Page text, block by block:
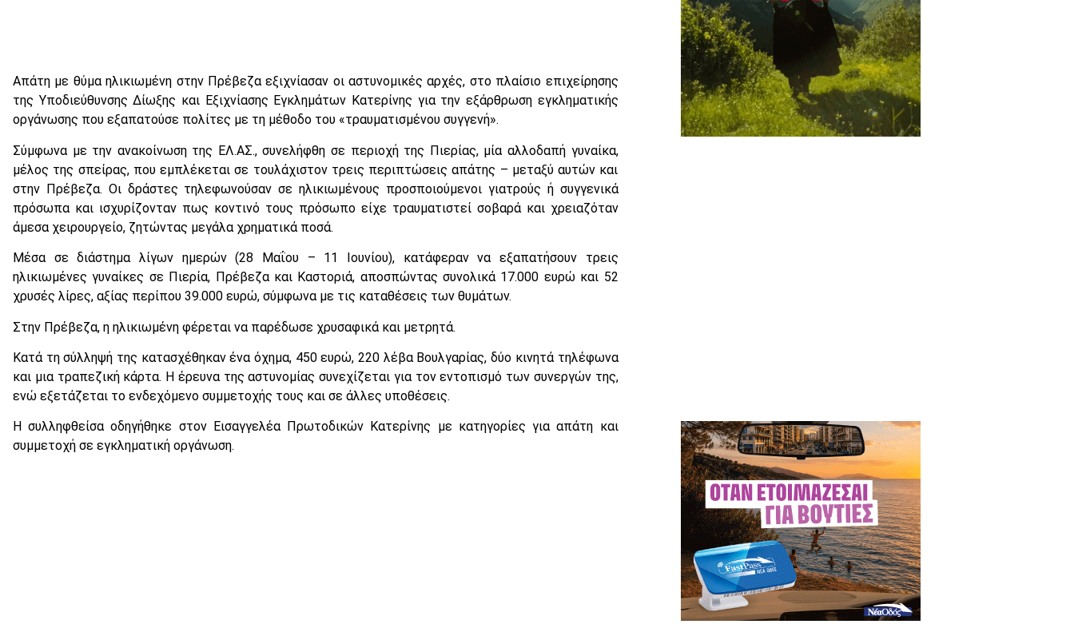
Απάτη με θύμα ηλικιωμένη στην Πρέβεζα εξιχνίασαν οι αστυνομικές αρχές, στο πλαίσιο επιχείρησης
της Υποδιεύθυνσης Δίωξης και Εξιχνίασης Εγκλημάτων Κατερίνης για την εξάρθρωση εγκληματικής
οργάνωσης που εξαπατούσε πολίτες με τη μέθοδο του «τραυματισμένου συγγενή».
Σύμφωνα με την ανακοίνωση της ΕΛ.ΑΣ., συνελήφθη σε περιοχή της Πιερίας, μία αλλοδαπή γυναίκα,
μέλος της σπείρας, που εμπλέκεται σε τουλάχιστον τρεις περιπτώσεις απάτης – μεταξύ αυτών και
στην Πρέβεζα. Οι δράστες τηλεφωνούσαν σε ηλικιωμένους προσποιούμενοι γιατρούς ή συγγενικά
πρόσωπα και ισχυρίζονταν πως κοντινό τους πρόσωπο είχε τραυματιστεί σοβαρά και χρειαζόταν
άμεσα χειρουργείο, ζητώντας μεγάλα χρηματικά ποσά.
Μέσα σε διάστημα λίγων ημερών (28 Μαΐου – 11 Ιουνίου), κατάφεραν να εξαπατήσουν τρεις
ηλικιωμένες γυναίκες σε Πιερία, Πρέβεζα και Καστοριά, αποσπώντας συνολικά 17.000 ευρώ και 52
χρυσές λίρες, αξίας περίπου 39.000 ευρώ, σύμφωνα με τις καταθέσεις των θυμάτων.
Στην Πρέβεζα, η ηλικιωμένη φέρεται να παρέδωσε χρυσαφικά και μετρητά.
Κατά τη σύλληψή της κατασχέθηκαν ένα όχημα, 450 ευρώ, 220 λέβα Βουλγαρίας, δύο κινητά τηλέφωνα
και μια τραπεζική κάρτα. Η έρευνα της αστυνομίας συνεχίζεται για τον εντοπισμό των συνεργών της,
ενώ εξετάζεται το ενδεχόμενο συμμετοχής τους και σε άλλες υποθέσεις.
Η συλληφθείσα οδηγήθηκε στον Εισαγγελέα Πρωτοδικών Κατερίνης με κατηγορίες για απάτη και
συμμετοχή σε εγκληματική οργάνωση.